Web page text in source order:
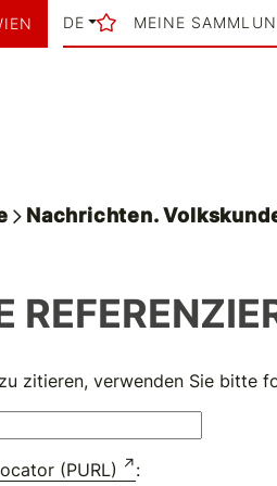
DE MEINE
Nachrichten.
zitieren, verwenden Sie bitte
(PURL) :